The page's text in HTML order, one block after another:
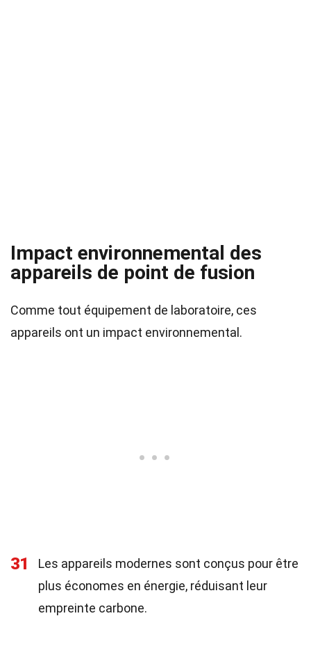
Impact environnemental des
appareils de point de fusion
Comme tout équipement de laboratoire, ces
appareils ont un impact environnemental.
31
Les appareils modernes sont conçus pour être
plus économes en énergie, réduisant leur
empreinte carbone.